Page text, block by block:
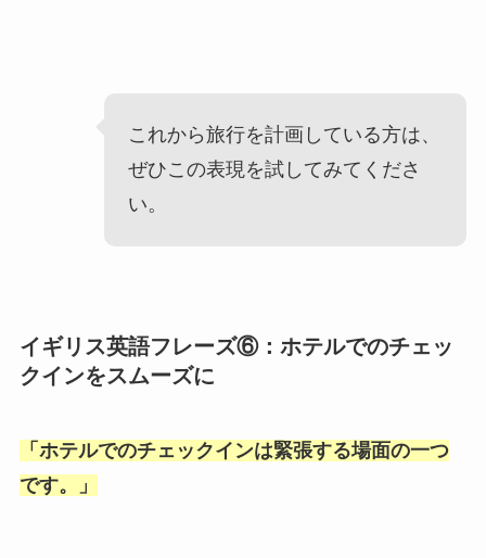
これから旅行を計画している方は、
ぜひこの表現を試してみてくださ
い。
イギリス英語フレーズ⑥：ホテルでのチェッ
クインをスムーズに
「 ホテルでのチェックインは緊張する場面の一つ
です。
」